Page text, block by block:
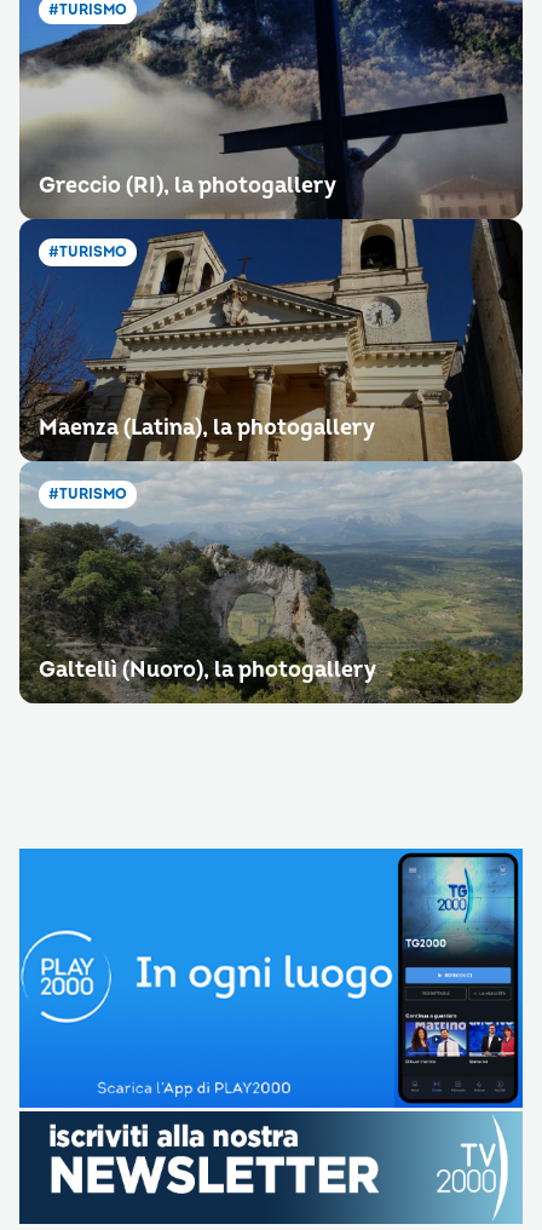
#TURISMO
Greccio (RI), la photogallery
#TURISMO
Maenza (Latina), la photogallery
#TURISMO
Galtellì (Nuoro), la photogallery